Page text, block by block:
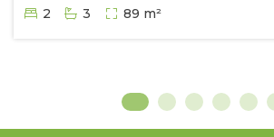
2 3 89 m²